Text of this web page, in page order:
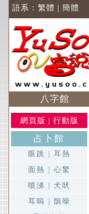
語系： 繁體 | 簡體
八字館
網頁版 | 行動版
占卜館
眼跳
耳熱
面熱
心驚
噴涕
犬吠
耳嗚
鵲噪